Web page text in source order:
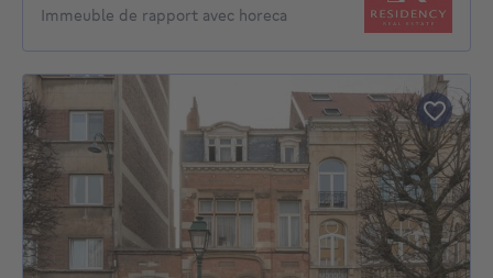
Immeuble de rapport avec horeca